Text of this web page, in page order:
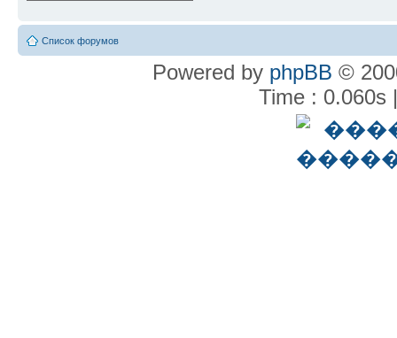
Список форумов
Powered by phpBB ©
Time : 0.060s